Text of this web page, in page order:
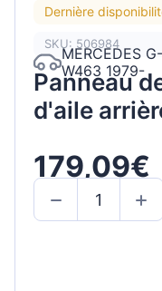
Dernière
SKU: 506984
MERCEDES
W463 1979-
Panneau
d'aile
179,09€